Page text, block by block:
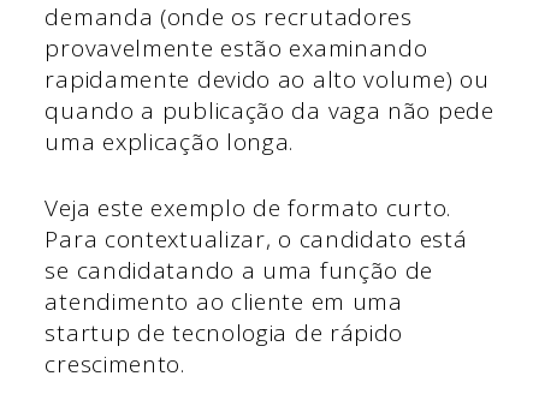
demanda (onde os recrutadores
provavelmente estão examinando
rapidamente devido ao alto volume) ou
quando a publicação da vaga não pede
uma explicação longa.
Veja este exemplo de formato curto.
Para contextualizar, o candidato está
se candidatando a uma função de
atendimento ao cliente em uma
startup de tecnologia de rápido
crescimento.